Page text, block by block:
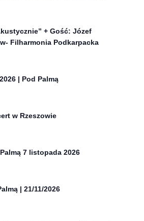
+ Gość: Józef
Filharmonia Podkarpacka
| Pod Palmą
w Rzeszowie
7 listopada 2026
| 21/11/2026